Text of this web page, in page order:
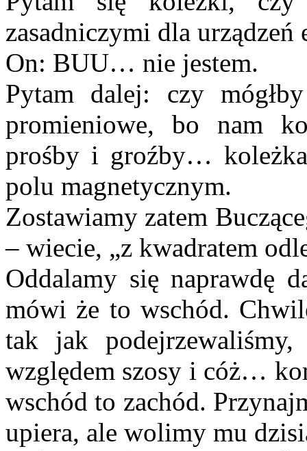
zasadniczymi dla
On: BUU… nie jestem.
Pytam dalej: czy
promieniowe, bo nam
prośby i groźby…
polu magnetycznym.
Zostawiamy zatem
– wiecie, „z kwadratem
Oddalamy się naprawdę
mówi że to wschód.
tak jak
względem szosy i cóż…
wschód to zachód.
upiera, ale wolimy mu